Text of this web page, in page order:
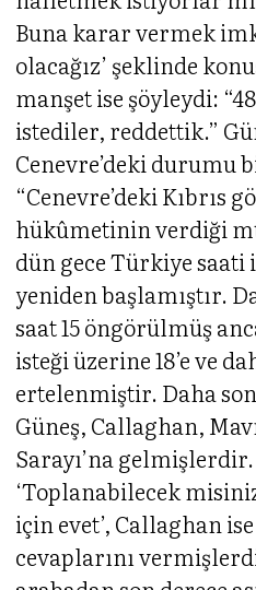
Buna karar vermek
olacağız’ şeklinde
manşet ise şöyleydi:
istediler, reddettik.”
Cenevre’deki durumu
“Cenevre’deki Kıbrıs
hükûmetinin verdiği
dün gece Türkiye saati
yeniden başlamıştır.
saat 15 öngörülmüş
isteği üzerine 18’e ve
ertelenmiştir. Daha
Güneş, Callaghan,
Sarayı’na
‘Toplanabilecek
için evet’, Callaghan
cevaplarını